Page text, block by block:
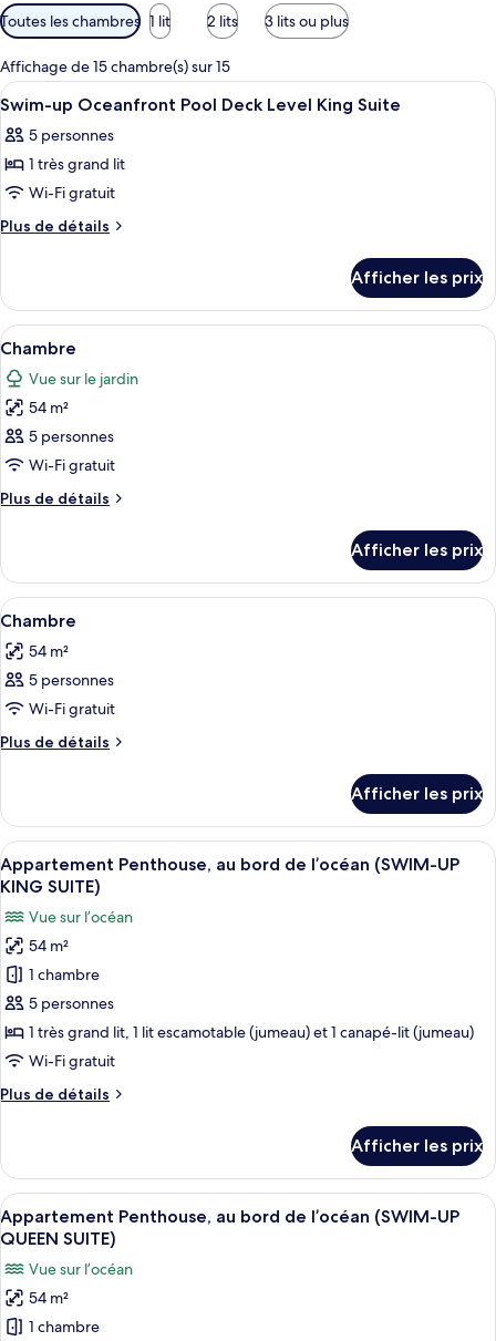
Filtres
disponibles
pour
les
chambres
Toutes les chambres 1 lit 2 lits 3 lits ou plus
Affichage de 15 chambre(s) sur 15
Afficher
toutes
les
photos
pour
ce
chambre :
Swim-
up
Oceanfront
Pool
Deck
Level
King
Suite
Une chambre à coucher moderne
20
Swim-up Oceanfront Pool Deck Level King Suite
5 personnes
1 très grand lit
Wi-Fi gratuit
Plus de détails
Plus
Swim-
up
Oceanfront
Deck
Level
Suite
Afficher les prix
Afficher
toutes
les
photos
pour
ce
type
de
Chambre
Draps italiens de Frette, literie de
6
Chambre
Vue sur le jardin
54 m²
5 personnes
Wi-Fi gratuit
Plus de détails
Plus
Chambre
Afficher les prix
Afficher
toutes
les
photos
pour
ce
chambre :
Chambre
Draps italiens de Frette, literie de
6
Chambre
54 m²
5 personnes
Wi-Fi gratuit
Plus de détails
Plus
Chambre
Afficher les prix
Afficher
toutes
photos
pour
ce
type
de
chambre :
Penthouse,
de
l’océan
(SWIM-
UP
KING
SUITE)
Une chambre d’hôtel comprenant
10
Appartement Penthouse, au bord de l’océan (SWIM-UP
KING SUITE)
Vue sur l’océan
54 m²
1 chambre
5 personnes
1 très grand lit, 1 lit escamotable (jumeau) et 1 canapé-lit (jumeau)
Wi-Fi gratuit
Plus de détails
Plus
Appartement
Penthouse,
au
bord
l’océan
(SWIM-
UP
KING
Afficher les prix
Afficher
toutes
photos
pour
ce
Une chambre d’hôtel comprenant
11
Appartement Penthouse, au bord de l’océan (SWIM-UP
QUEEN SUITE)
Vue sur l’océan
54 m²
1 chambre